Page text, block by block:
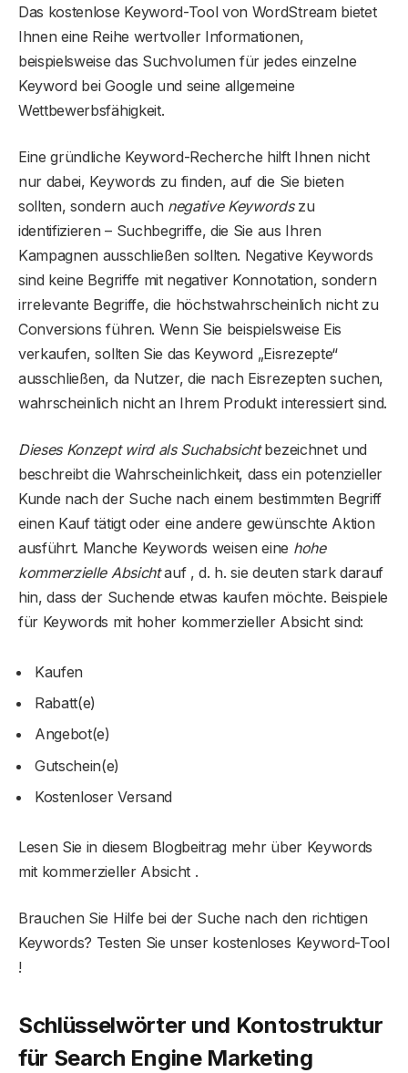
Das kostenlose Keyword-Tool von WordStream bietet
Ihnen eine Reihe wertvoller Informationen,
beispielsweise das Suchvolumen für jedes einzelne
Keyword bei Google und seine allgemeine
Wettbewerbsfähigkeit.
Eine gründliche Keyword-Recherche hilft Ihnen nicht
nur dabei, Keywords zu finden, auf die Sie bieten
sollten, sondern auch negative Keywordszu
identifizieren – Suchbegriffe, die Sie aus Ihren
Kampagnen ausschließen sollten. Negative Keywords
sind keine Begriffe mit negativer Konnotation, sondern
irrelevante Begriffe, die höchstwahrscheinlich nicht zu
Conversions führen. Wenn Sie beispielsweise Eis
verkaufen, sollten Sie das Keyword „Eisrezepte“
ausschließen, da Nutzer, die nach Eisrezepten suchen,
wahrscheinlich nicht an Ihrem Produkt interessiert sind.
Dieses Konzept wird als Suchabsichtbezeichnet und
beschreibt die Wahrscheinlichkeit, dass ein potenzieller
Kunde nach der Suche nach einem bestimmten Begriff
einen Kauf tätigt oder eine andere gewünschte Aktion
ausführt. Manche Keywords weisen eine hohe
kommerzielle Absichtauf , d. h. sie deuten stark darauf
hin, dass der Suchende etwas kaufen möchte. Beispiele
für Keywords mit hoher kommerzieller Absicht sind:
Kaufen
Rabatt(e)
Angebot(e)
Gutschein(e)
Kostenloser Versand
Lesen Sie in diesem Blogbeitrag mehr über Keywords
mit kommerzieller Absicht .
Brauchen Sie Hilfe bei der Suche nach den richtigen
Keywords? Testen Sie unser kostenloses Keyword-Tool
!
Schlüsselwörter und Kontostruktur
für Search Engine Marketing